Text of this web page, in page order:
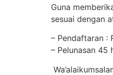
Guna
sesuai dengan
– Pendaftaran :
– Pelunasan 45